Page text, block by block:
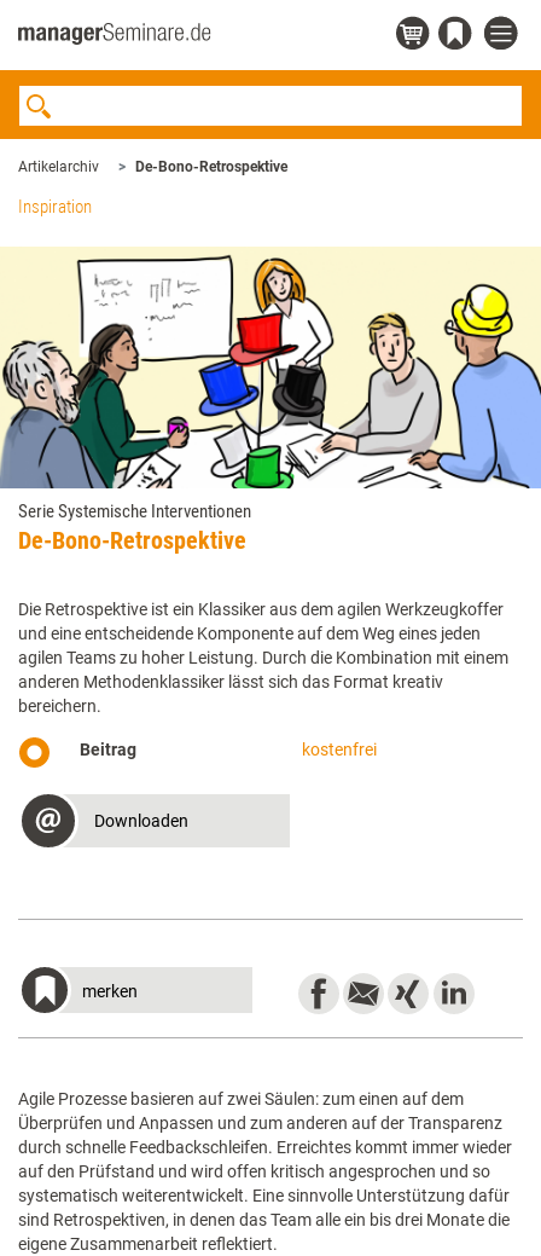
Artikelarchiv De-Bono-Retrospektive
Inspiration
Serie Systemische Interventionen
De-Bono-Retrospektive
Die Retrospektive ist ein Klassiker aus dem agilen Werkzeugkoffer
und eine entscheidende Komponente auf dem Weg eines jeden
agilen Teams zu hoher Leistung. Durch die Kombination mit einem
anderen Methodenklassiker lässt sich das Format kreativ
bereichern.
Beitrag kostenfrei
Downloaden
merken
Agile Prozesse basieren auf zwei Säulen: zum einen auf dem
Überprüfen und Anpassen und zum anderen auf der Transparenz
durch schnelle Feedbackschleifen. Erreichtes kommt immer wieder
auf den Prüfstand und wird offen kritisch angesprochen und so
systematisch weiterentwickelt. Eine sinnvolle Unterstützung dafür
sind Retrospektiven, in denen das Team alle ein bis drei Monate die
eigene Zusammenarbeit reflektiert.